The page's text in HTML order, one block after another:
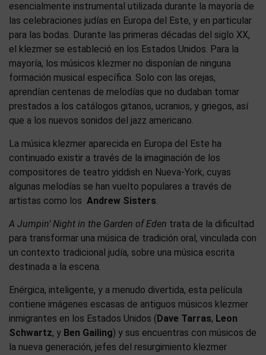
esencialmente instrumental utilizada durante la mayoría de
las celebraciones judías en Europa del Este, y en particular
para las bodas. Durante las primeras décadas del siglo XX,
el klezmer se estableció en los Estados Unidos. Para la
mayoría, los músicos klezmer no disponían de ninguna
formación musical específica. Solo con las orejas,
aprendían centenas de melodías que no dudaban tomar
prestados a los catálogos gitanos, ucranios, y griegos, así
que a los nuevos sonidos del jazz americano.
La música klezmer aparecida en Europa del Este ha
continuado existir a través de la imaginación de los
compositores de teatro yiddish en Nueva-York, cuyas
algunas melodías se han vuelto populares a través de
artistas como los Andrew Sisters.
A Jumpin’ Night in the Garden of Eden trata de la dificultad
para transformar una música de tradición oral, vinculada con
un contexto tradicional judía, sobre una música escrita
destinada a la escena.
Enérgica, inteligente, y a menudo divertida, esta película
contiene imágenes escasas de antiguos músicos klezmer
inmigrantes en los Estados Unidos ( Dave Tarras, Leon
Schwartz, y Ben Gailing) y sus encuentras con músicos de
la nueva generación, jefes del resurgimiento klezmer